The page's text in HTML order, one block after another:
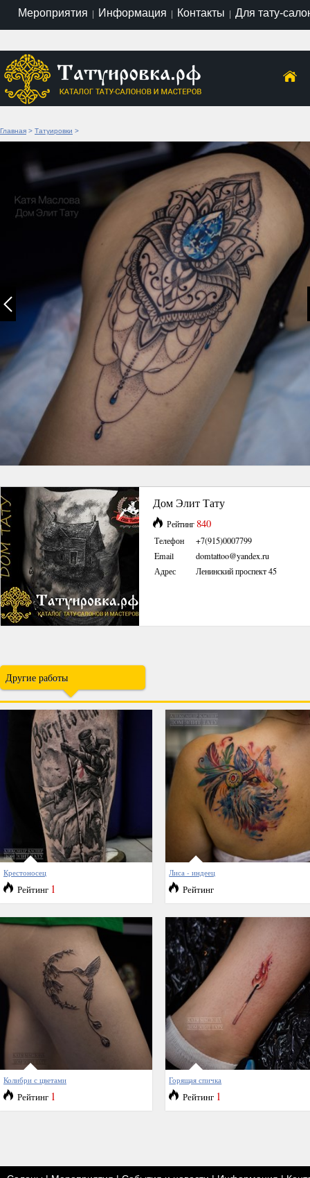
Мероприятия | Информация | Контакты | Для тату-
Главная > Татуировки >
Дом Элит Тату
Рейтинг840
Телефон
+7(915)0007799
Email
domtattoo@yandex.ru
Адрес
Ленинский проспект 45
Другие работы
Крестоносец
Рейтинг 1
Лиса - индеец
Рейтинг
Колибри с цветами
Рейтинг 1
Горящая спичка
Рейтинг 1